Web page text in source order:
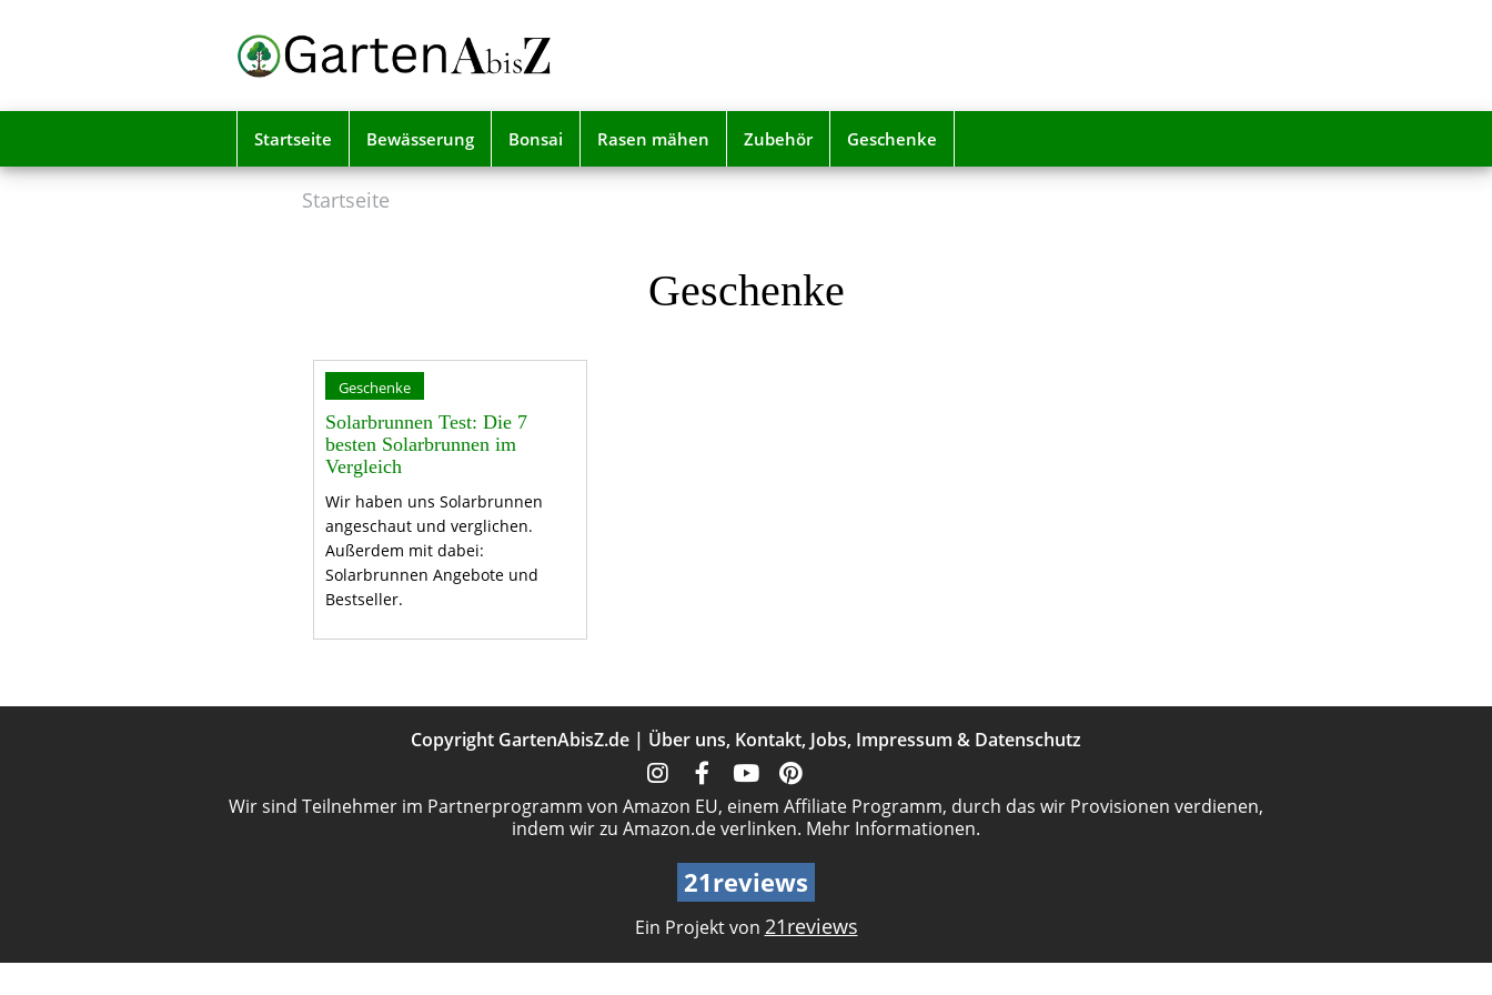
Startseite Bewässerung Bonsai Rasen mähen Zubehör Geschenke
Startseite
Geschenke
Geschenke
Solarbrunnen Test: Die 7
besten Solarbrunnen im
Vergleich
Wir haben uns Solarbrunnen
angeschaut und verglichen.
Außerdem mit dabei:
Solarbrunnen Angebote und
Bestseller.
Copyright GartenAbisZ.de | Über uns, Kontakt, Jobs, Impressum & Datenschutz
Wir sind Teilnehmer im Partnerprogramm von Amazon EU, einem Affiliate Programm, durch das wir Provisionen verdienen,
indem wir zu Amazon.de verlinken. Mehr Informationen.
21reviews
Ein Projekt von 21reviews